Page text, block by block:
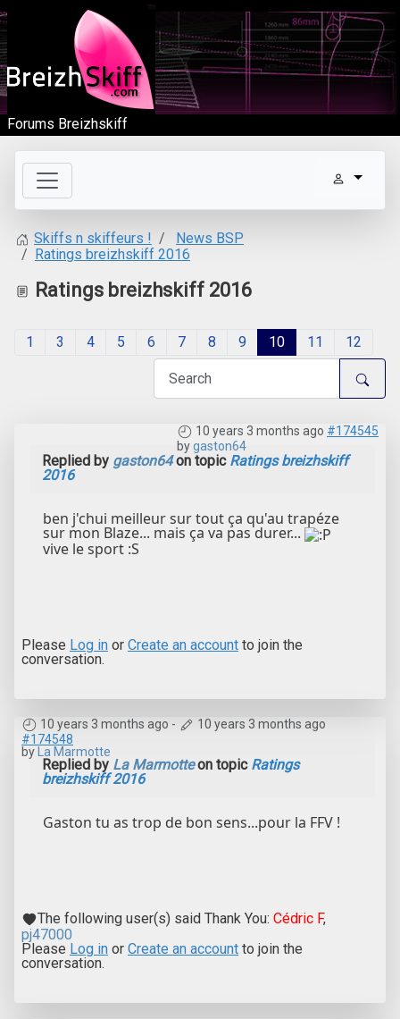
Forums Breizhskiff
Skiffs n skiffeurs !
News BSP
Ratings breizhskiff 2016
Ratings breizhskiff 2016
1 3 4 5 6 7 8 9 10 11 12
10 years 3 months ago #174545
bygaston64
Replied by gaston64on topic Ratings breizhskiff
2016
ben j'chui meilleur sur tout ça qu'au trapéze
sur mon Blaze... mais ça va pas durer...
vive le sport :S
Please Log in or Create an account to join the
conversation.
10 years 3 months ago -
10 years 3 months ago
#174548
by
La Marmotte
Replied by La Marmotteon topic Ratings
breizhskiff 2016
Gaston tu as trop de bon sens...pour la FFV !
The following user(s) said Thank You: Cédric F,
pj47000
Please Log in or Create an account to join the
conversation.